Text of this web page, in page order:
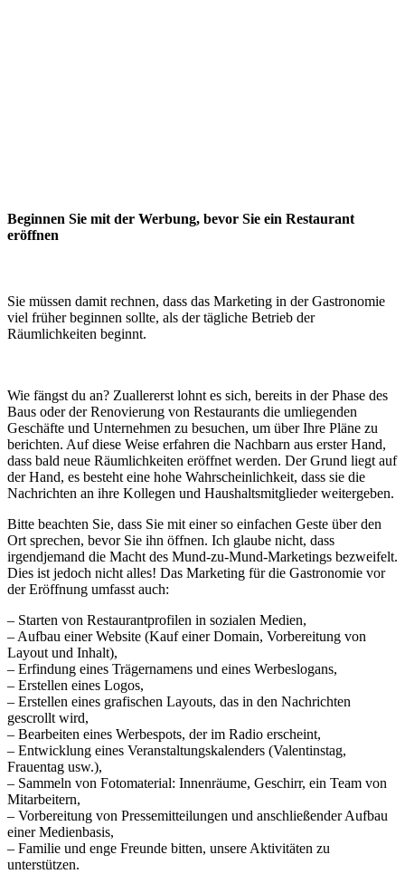
Beginnen Sie mit der Werbung, bevor Sie ein Restaurant
eröffnen
Sie müssen damit rechnen, dass das Marketing in der Gastronomie
viel früher beginnen sollte, als der tägliche Betrieb der
Räumlichkeiten beginnt.
Wie fängst du an? Zuallererst lohnt es sich, bereits in der Phase des
Baus oder der Renovierung von Restaurants die umliegenden
Geschäfte und Unternehmen zu besuchen, um über Ihre Pläne zu
berichten. Auf diese Weise erfahren die Nachbarn aus erster Hand,
dass bald neue Räumlichkeiten eröffnet werden. Der Grund liegt auf
der Hand, es besteht eine hohe Wahrscheinlichkeit, dass sie die
Nachrichten an ihre Kollegen und Haushaltsmitglieder weitergeben.
Bitte beachten Sie, dass Sie mit einer so einfachen Geste über den
Ort sprechen, bevor Sie ihn öffnen. Ich glaube nicht, dass
irgendjemand die Macht des Mund-zu-Mund-Marketings bezweifelt.
Dies ist jedoch nicht alles! Das Marketing für die Gastronomie vor
der Eröffnung umfasst auch:
– Starten von Restaurantprofilen in sozialen Medien,
– Aufbau einer Website (Kauf einer Domain, Vorbereitung von
Layout und Inhalt),
– Erfindung eines Trägernamens und eines Werbeslogans,
– Erstellen eines Logos,
– Erstellen eines grafischen Layouts, das in den Nachrichten
gescrollt wird,
– Bearbeiten eines Werbespots, der im Radio erscheint,
– Entwicklung eines Veranstaltungskalenders (Valentinstag,
Frauentag usw.),
– Sammeln von Fotomaterial: Innenräume, Geschirr, ein Team von
Mitarbeitern,
– Vorbereitung von Pressemitteilungen und anschließender Aufbau
einer Medienbasis,
– Familie und enge Freunde bitten, unsere Aktivitäten zu
unterstützen.